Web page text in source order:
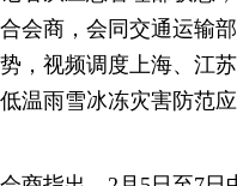
合会商，会同交通运输
势，视频调度上海、江
低温雨雪冰冻灾害防范应